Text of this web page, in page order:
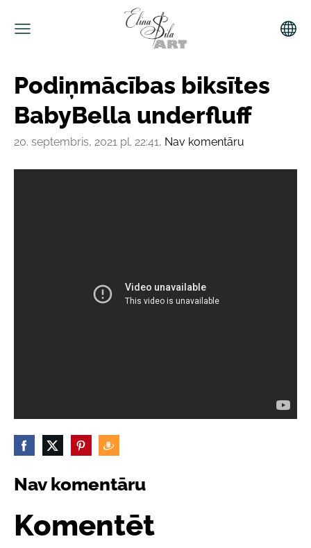
Podiņmācības biksītes
BabyBella underfluff
20. septembris, 2021 pl. 22:41, Nav komentāru
Nav komentāru
Komentēt